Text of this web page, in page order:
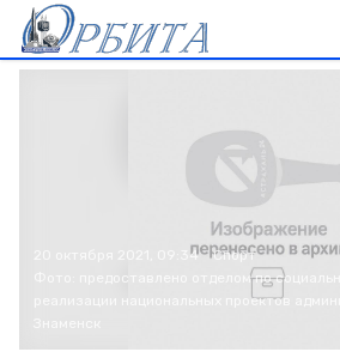
20 октября 2021, 09:34
Спорт
предоставлено отделом по
реализации национальных проектов